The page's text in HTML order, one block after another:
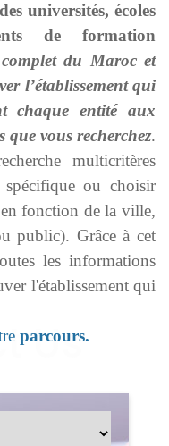
universités, écoles
de formation
du Maroc et
l’établissement qui
chaque entité aux
que vous recherchez.
multicritères
ou choisir
fonction de la ville,
public). Grâce à cet
les informations
l'établissement qui
parcours.